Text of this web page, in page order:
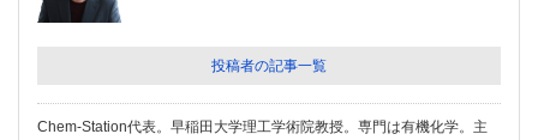
投稿者の記事一覧
Chem-Station代表。早稲田大学理工学術院教授。専門は有機化学。主